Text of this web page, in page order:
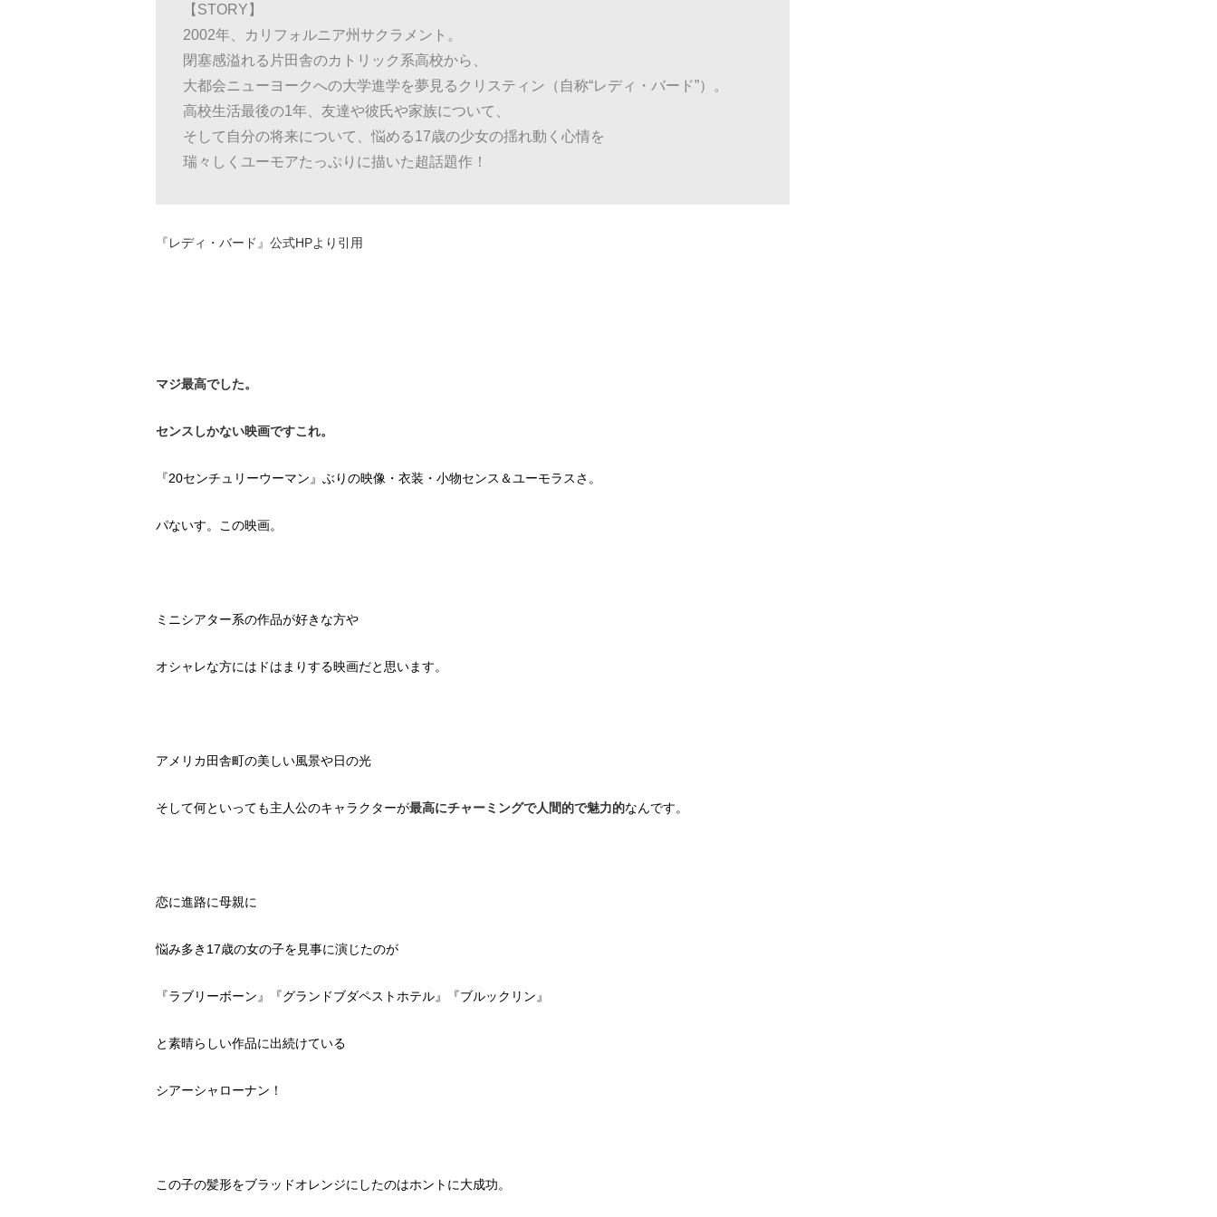
【STORY】
2002年、カリフォルニア州サクラメント。
閉塞感溢れる片田舎のカトリック系高校から、
大都会ニューヨークへの大学進学を夢見るクリスティン（自称“レディ・バード”）。
高校生活最後の1年、友達や彼氏や家族について、
そして自分の将来について、悩める17歳の少女の揺れ動く心情を
瑞々しくユーモアたっぷりに描いた超話題作！
『レディ・バード』公式HPより引用
マジ最高でした。
センスしかない映画ですこれ。
『20センチュリーウーマン』ぶりの映像・衣装・小物センス＆ユーモラスさ。
パないす。この映画。
ミニシアター系の作品が好きな方や
オシャレな方にはドはまりする映画だと思います。
アメリカ田舎町の美しい風景や日の光
そして何といっても主人公のキャラクターが最高にチャーミングで人間的で魅力的なんです。
恋に進路に母親に
悩み多き17歳の女の子を見事に演じたのが
『ラブリーボーン』『グランドブダペストホテル』『ブルックリン』
と素晴らしい作品に出続けている
シアーシャローナン！
この子の髪形をブラッドオレンジにしたのはホントに大成功。